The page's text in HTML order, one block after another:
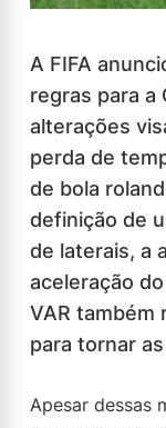
A FIFA
regras para a
alterações
perda de
de bola
definição de
de laterais, a
aceleração
VAR também
para tornar
Apesar dessas